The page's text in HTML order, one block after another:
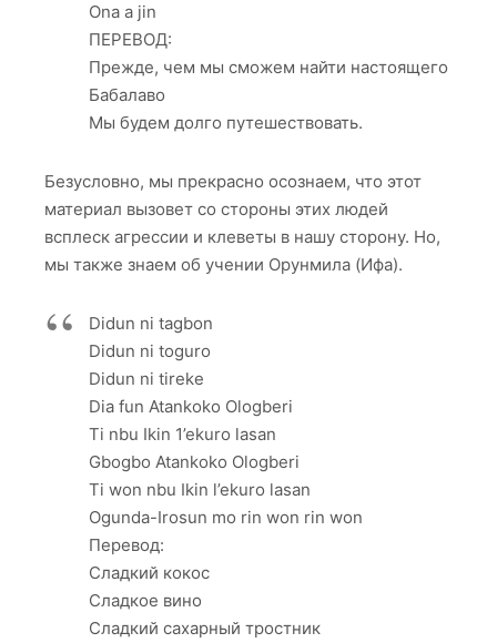
Ona a jin
ПЕРЕВОД:
Прежде, чем мы сможем найти настоящего
Бабалаво
Мы будем долго путешествовать.
Безусловно, мы прекрасно осознаем, что этот
материал вызовет со стороны этих людей
всплеск агрессии и клеветы в нашу сторону. Но,
мы также знаем об учении Орунмила (Ифа).
Didun ni tagbon
Didun ni toguro
Didun ni tireke
Dia fun Atankoko Ologberi
Ti nbu Ikin 1’ekuro lasan
Gbogbo Atankoko Ologberi
Ti won nbu Ikin l’ekuro lasan
Ogunda-Irosun mo rin won rin won
Перевод:
Сладкий кокос
Сладкое вино
Сладкий сахарный тростник